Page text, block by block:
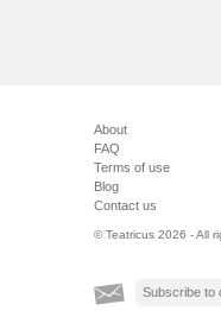
About
FAQ
Terms of use
Blog
Contact us
© Teatricus 2026 - All